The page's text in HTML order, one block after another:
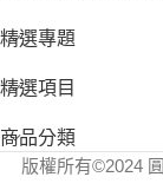
精選專題
精選項目
商品分類
版權所有©2024